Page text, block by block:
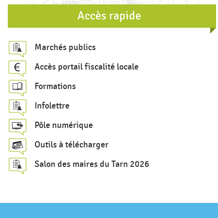
e
c
h
e
c
h
e
Accès rapide
Marchés publics
Accès portail fiscalité locale
Formations
Infolettre
Pôle numérique
Outils à télécharger
Salon des maires du Tarn 2026